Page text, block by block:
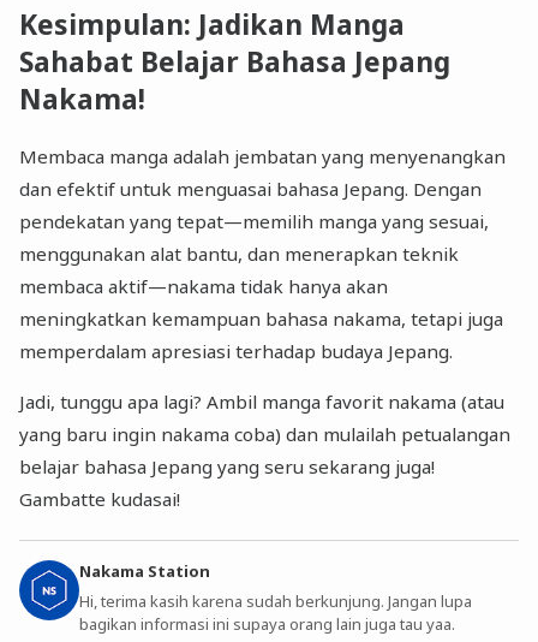
Kesimpulan: Jadikan Manga
Sahabat Belajar Bahasa Jepang
Nakama!
Membaca manga adalah jembatan yang menyenangkan
dan efektif untuk menguasai bahasa Jepang. Dengan
pendekatan yang tepat—memilih manga yang sesuai,
menggunakan alat bantu, dan menerapkan teknik
membaca aktif—nakama tidak hanya akan
meningkatkan kemampuan bahasa nakama, tetapi juga
memperdalam apresiasi terhadap budaya Jepang.
Jadi, tunggu apa lagi? Ambil manga favorit nakama (atau
yang baru ingin nakama coba) dan mulailah petualangan
belajar bahasa Jepang yang seru sekarang juga!
Gambatte kudasai!
Nakama Station
Hi, terima kasih karena sudah berkunjung. Jangan lupa
bagikan informasi ini supaya orang lain juga tau yaa.